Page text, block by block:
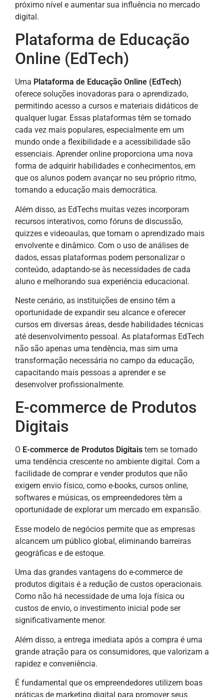
próximo nível e aumentar sua influência no mercado
digital.
Plataforma de Educação
Online (EdTech)
Uma Plataforma de Educação Online (EdTech)
oferece soluções inovadoras para o aprendizado,
permitindo acesso a cursos e materiais didáticos de
qualquer lugar. Essas plataformas têm se tornado
cada vez mais populares, especialmente em um
mundo onde a flexibilidade e a acessibilidade são
essenciais. Aprender online proporciona uma nova
forma de adquirir habilidades e conhecimentos, em
que os alunos podem avançar no seu próprio ritmo,
tornando a educação mais democrática.
Além disso, as EdTechs muitas vezes incorporam
recursos interativos, como fóruns de discussão,
quizzes e videoaulas, que tornam o aprendizado mais
envolvente e dinâmico. Com o uso de análises de
dados, essas plataformas podem personalizar o
conteúdo, adaptando-se às necessidades de cada
aluno e melhorando sua experiência educacional.
Neste cenário, as instituições de ensino têm a
oportunidade de expandir seu alcance e oferecer
cursos em diversas áreas, desde habilidades técnicas
até desenvolvimento pessoal. As plataformas EdTech
não são apenas uma tendência, mas sim uma
transformação necessária no campo da educação,
capacitando mais pessoas a aprender e se
desenvolver profissionalmente.
E-commerce de Produtos
Digitais
O E-commerce de Produtos Digitais tem se tornado
uma tendência crescente no ambiente digital. Com a
facilidade de comprar e vender produtos que não
exigem envio físico, como e-books, cursos online,
softwares e músicas, os empreendedores têm a
oportunidade de explorar um mercado em expansão.
Esse modelo de negócios permite que as empresas
alcancem um público global, eliminando barreiras
geográficas e de estoque.
Uma das grandes vantagens do e-commerce de
produtos digitais é a redução de custos operacionais.
Como não há necessidade de uma loja física ou
custos de envio, o investimento inicial pode ser
significativamente menor.
Além disso, a entrega imediata após a compra é uma
grande atração para os consumidores, que valorizam a
rapidez e conveniência.
É fundamental que os empreendedores utilizem boas
práticas de marketing digital para promover seus